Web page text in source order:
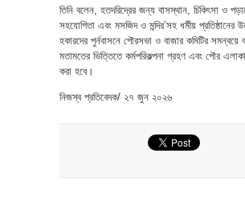
তিনি বলেন, হতদরিদ্রের জন্য বাসস্থান, চিকিৎসা ও
সহযোগিতা এবং মসজিদ ও মন্দির’সহ ধর্মীয় প্রতিষ্ঠানের
হকারদের পুর্নবাসনে পৌরসভা ও বাজার কমিটির সমন্বয়ে
মতামতের ভিত্তিতে কর্মপরিকল্পনা গ্রহণ এবং পৌর
করা হবে।
নিজস্ব প্রতিবেদক/ ২৭ জুন ২০২৬